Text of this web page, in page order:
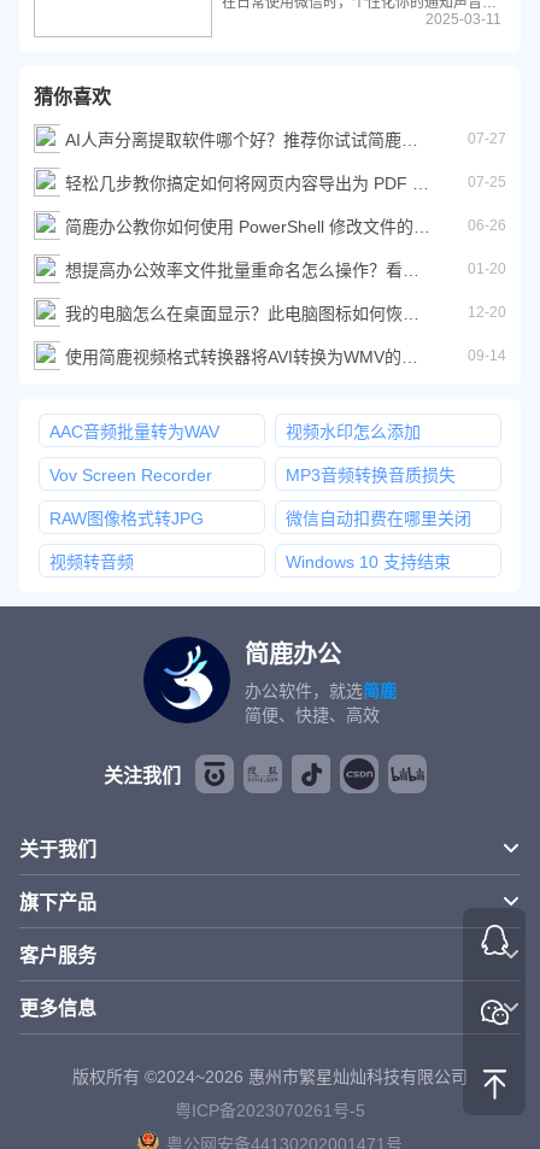
2025-03-11
猜你喜欢
07-27
07-25
06-26
01-20
12-20
09-14
AAC音频批量转为WAV 视频水印怎么添加
Vov Screen Recorder MP3音频转换音质损失
RAW图像格式转JPG 微信自动扣费在哪里关闭
视频转音频 Windows 10 支持结束
简鹿办公
办公软件，就选简鹿
简便、快捷、高效
关注我们
关于我们
旗下产品
客户服务
更多信息
版权所有 ©2024~2026 惠州市繁星灿灿科技有限公司
粤ICP备2023070261号-5
粤公网安备44130202001471号